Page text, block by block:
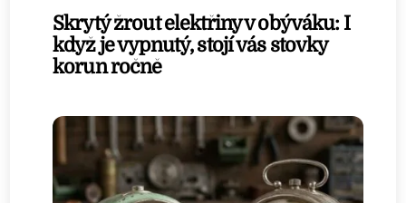
Skrytý žrout elektřiny v obýváku: I
když je vypnutý, stojí vás stovky
korun ročně